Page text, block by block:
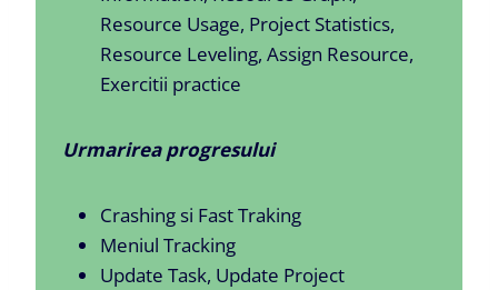
Resource Usage, Project Statistics,
Resource Leveling, Assign Resource,
Exercitii practice
Urmarirea progresului
Crashing si Fast Traking
Meniul Tracking
Update Task, Update Project